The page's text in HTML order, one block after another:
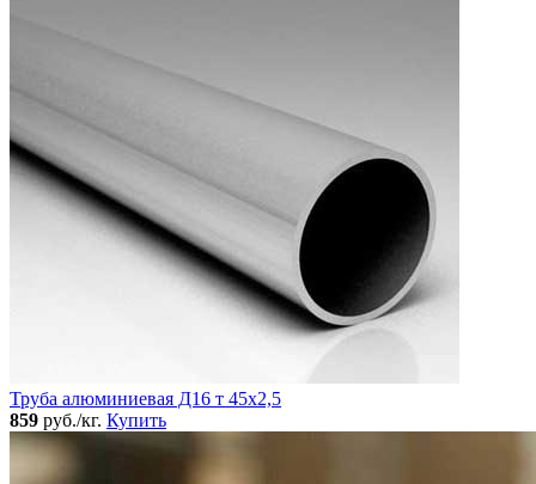
Труба алюминиевая Д16 т 45х2,5
859 руб./кг. Купить